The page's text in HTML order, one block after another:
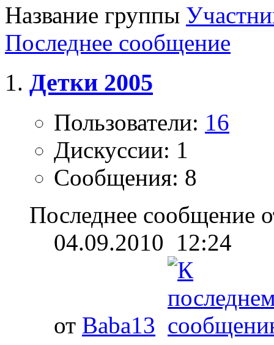
Название группы
Последнее сообщение
Детки 2005
Пользователи: 16
Дискуссии: 1
Сообщения: 8
Последнее сообщение
04.09.2010 12:24
от Baba13